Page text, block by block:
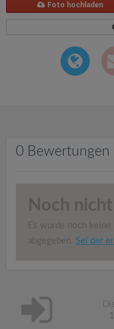
Foto hochladen
0 Bewertungen
Noch
Es wurde noch
abgegeben. Sei der
n